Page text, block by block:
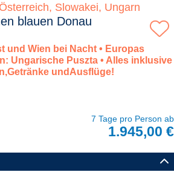
Slowakei, Ungarn
blauen Donau
und Wien bei Nacht • Europas
­Ungarische Puszta • Alles inklusive
undAusflüge!
7 Tage pro Person ab
1.945,00 €